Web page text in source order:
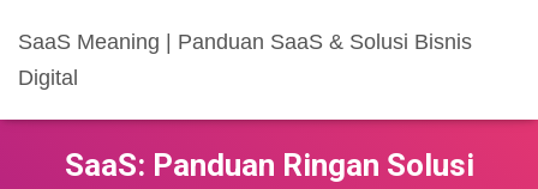
SaaS Meaning | Panduan SaaS & Solusi Bisnis
Digital
SaaS: Panduan Ringan Solusi